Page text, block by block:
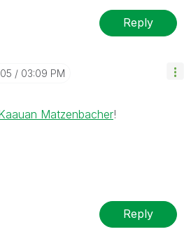
Reply
03:09 PM
Matzenbacher!
Reply